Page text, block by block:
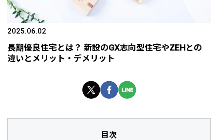
2025.06.02
長期優良住宅とは？ 新設のGX志向型住宅やZEHとの
違いとメリット・デメリット
目次